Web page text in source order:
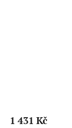
je
1 431 Kč